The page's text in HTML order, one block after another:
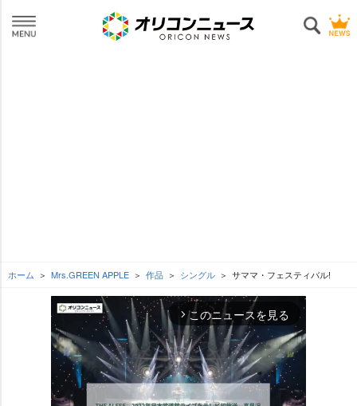
ホーム Mrs.GREEN APPLE 作品 シングル サママ・フェスティバル!
arrow_forward_ios このニュースを見る